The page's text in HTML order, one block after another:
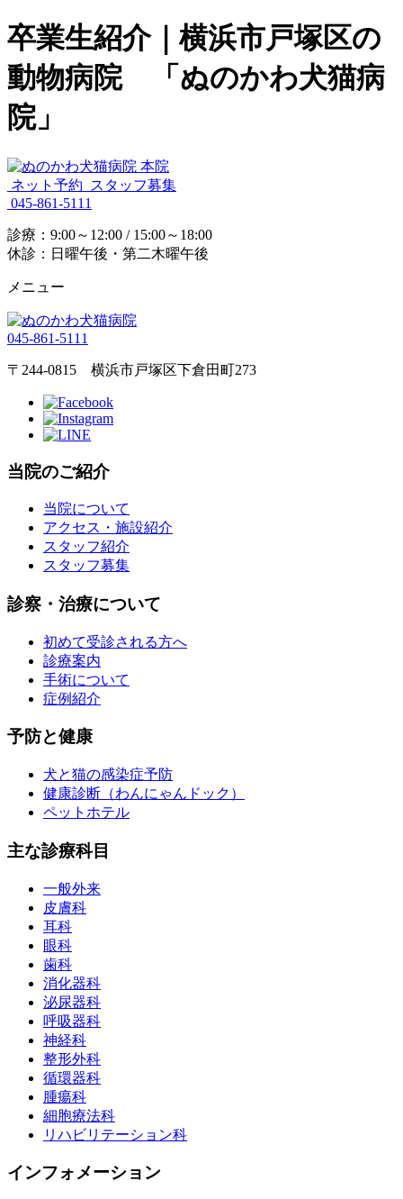
卒業生紹介｜横浜市戸塚区の
動物病院 「ぬのかわ犬猫病
院」
ネット予約
スタッフ募集
045-861-5111
診療：9:00～12:00 / 15:00～18:00
休診：日曜午後・第二木曜午後
メニュー
045-861-5111
〒244-0815 横浜市戸塚区下倉田町273
当院のご紹介
当院について
アクセス・施設紹介
スタッフ紹介
スタッフ募集
診察・治療について
初めて受診される方へ
診療案内
手術について
症例紹介
予防と健康
犬と猫の感染症予防
健康診断（わんにゃんドック）
ペットホテル
主な診療科目
一般外来
皮膚科
耳科
眼科
歯科
消化器科
泌尿器科
呼吸器科
神経科
整形外科
循環器科
腫瘍科
細胞療法科
リハビリテーション科
インフォメーション